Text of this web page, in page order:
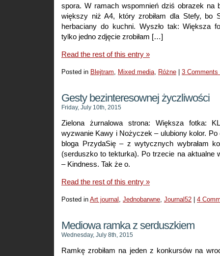
spora. W ramach wspomnień dziś obrazek na
większy niż A4, który zrobiłam dla Stefy, bo
herbaciany do kuchni. Wyszło tak: Większa
tylko jedno zdjęcie zrobiłam […]
Read the rest of this entry »
Posted in Blejtram, Mixed media, Różne 3 Comments
Gesty bezinteresownej życzliwości
Friday, July 10th, 2015
Zielona żurnalowa strona: Większa fotka:
wyzwanie Kawy i Nożyczek – ulubiony kolor.
bloga PrzydaSię – z wytycznych wybrałam
(serduszko to tekturka). Po trzecie na aktualne
– Kindness. Tak że o.
Read the rest of this entry »
Posted in Art journal , Jednobarwne, Journal52 4
Mediowa ramka z serduszkiem
Wednesday, July 8th, 2015
Ramkę zrobiłam na jeden z konkursów na